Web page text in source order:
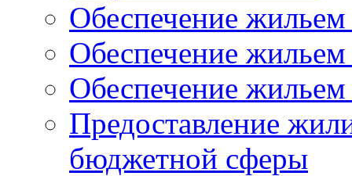
Обеспечение
Обеспечение
Обеспечение жильем
Предоставление
бюджетной сферы